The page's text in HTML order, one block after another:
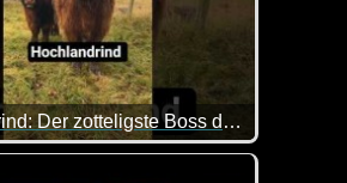
Hochlandrind: Der zotteligste Boss der Weide
sieht aus, als hätte es seit